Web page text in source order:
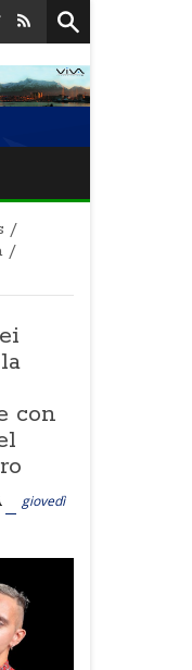
/
/
con
giovedì